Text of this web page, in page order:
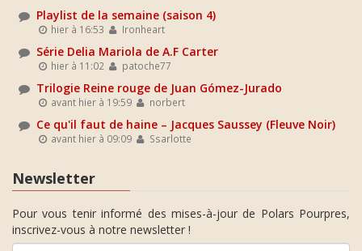
Playlist de la semaine (saison 4)
hier à 16:53 Ironheart
Série Delia Mariola de A.F Carter
hier à 11:02 patoche77
Trilogie Reine rouge de Juan Gómez-Jurado
avant hier à 19:59 norbert
Ce qu'il faut de haine – Jacques Saussey (Fleuve Noir)
avant hier à 09:09 Ssarlotte
Newsletter
Pour vous tenir informé des mises-à-jour de Polars Pourpres,
inscrivez-vous à notre newsletter !